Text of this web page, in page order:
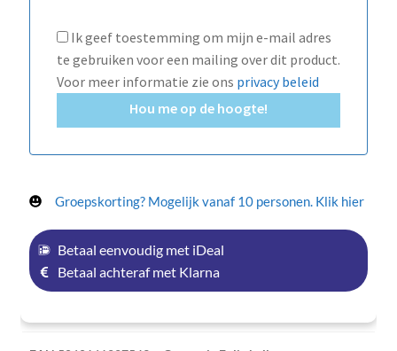
Ik geef toestemming om mijn e-mail adres
te gebruiken voor een mailing over dit product.
Voor meer informatie zie ons privacy beleid
Hou me op de hoogte!
Groepskorting? Mogelijk vanaf 10 personen. Klik hier
Betaal eenvoudig met iDeal
Betaal achteraf met Klarna